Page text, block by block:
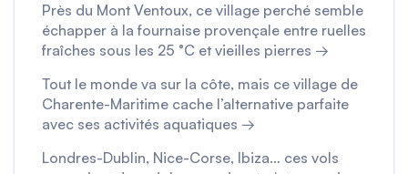
Près du Mont Ventoux, ce village perché semble
échapper à la fournaise provençale entre ruelles
fraîches sous les 25 °C et vieilles pierres →
Tout le monde va sur la côte, mais ce village de
Charente-Maritime cache l’alternative parfaite
avec ses activités aquatiques →
Londres-Dublin, Nice-Corse, Ibiza… ces vols